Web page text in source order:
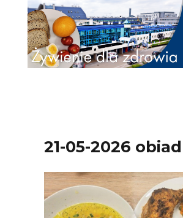
Uniwersytecki
Kliniczny we
Żywienie dla
21-05-2026 obiad